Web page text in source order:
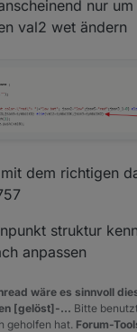
nur
val2 wet ändern
dem richtigen
struktur
anpassen
wäre es sinnvoll
[gelöst]-... Bitte
geholfen hat. Forum-